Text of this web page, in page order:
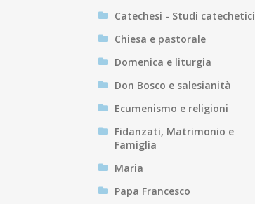
Catechesi - Studi catechetici
Chiesa e pastorale
Domenica e liturgia
Don Bosco e salesianità
Ecumenismo e religioni
Fidanzati, Matrimonio e
Famiglia
Maria
Papa Francesco